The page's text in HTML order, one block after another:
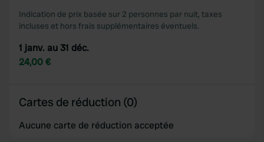
Indication de prix basée sur 2 personnes par nuit, taxes
incluses et hors frais supplémentaires éventuels.
1 janv. au 31 déc.
24,00 €
Cartes de réduction (0)
Aucune carte de réduction acceptée